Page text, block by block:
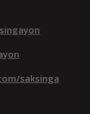
saksinga